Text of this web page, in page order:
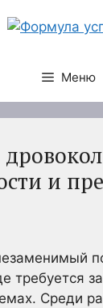
Меню
и
требуется
Среди